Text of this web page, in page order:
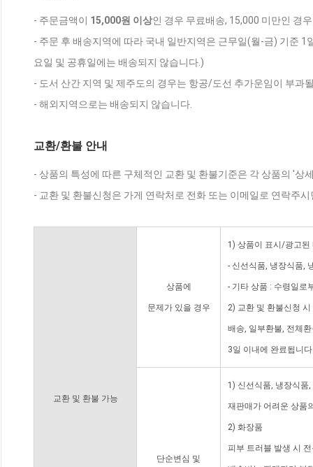
- 주문금액이 15,000원 이상인 경우 무료배송, 15,000 미만인 경
- 주문 후 배송지역에 따라 국내 일반지역은 근무일(월-금) 기준
요일 및 공휴일에는 배송되지 않습니다.)
- 도서 산간 지역 및 제주도의 경우는 항공/도선 추가운임이 부과
- 해외지역으로는 배송되지 않습니다.
교환/환불 안내
- 상품의 특성에 따른 구체적인 교환 및 환불기준은 각 상품의 '상
- 교환 및 환불신청은 가게 연락처로 전화 또는 이메일로 연락주
교환 및 환불 가능
상품에
문제가 있을 경우
1) 상품이 표시/광고된
- 신선식품, 냉장식품,
- 기타 상품 : 수령일로
2) 교환 및 환불신청
배송, 일부환불, 전체
3일 이내에 완료됩니
단순변심 및
1) 신선식품, 냉장식품
재판매가 어려운 상품
2) 화장품
피부 트러블 발생 시